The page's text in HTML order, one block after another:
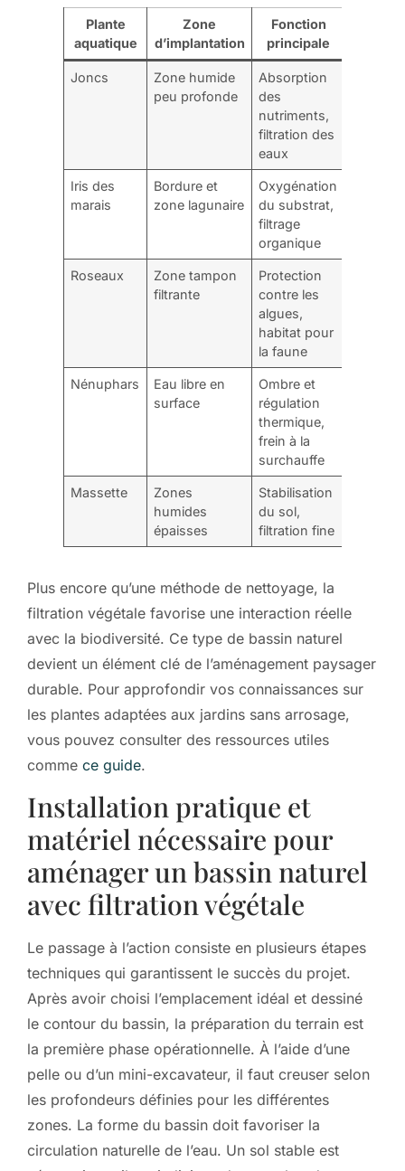
Plante
aquatique
Zone
d’implantation
Fonction
principale
Joncs
Zone humide
peu profonde
Absorption
des
nutriments,
filtration des
eaux
Iris des
marais
Bordure et
zone lagunaire
Oxygénation
du substrat,
filtrage
organique
Roseaux
Zone tampon
filtrante
Protection
contre les
algues,
habitat pour
la faune
Nénuphars
Eau libre en
surface
Ombre et
régulation
thermique,
frein à la
surchauffe
Massette
Zones
humides
épaisses
Stabilisation
du sol,
filtration fine
Plus encore qu’une méthode de nettoyage, la
filtration végétale favorise une interaction réelle
avec la biodiversité. Ce type de bassin naturel
devient un élément clé de l’aménagement paysager
durable. Pour approfondir vos connaissances sur
les plantes adaptées aux jardins sans arrosage,
vous pouvez consulter des ressources utiles
comme ce guide.
Installation pratique et
matériel nécessaire pour
aménager un bassin naturel
avec filtration végétale
Le passage à l’action consiste en plusieurs étapes
techniques qui garantissent le succès du projet.
Après avoir choisi l’emplacement idéal et dessiné
le contour du bassin, la préparation du terrain est
la première phase opérationnelle. À l’aide d’une
pelle ou d’un mini-excavateur, il faut creuser selon
les profondeurs définies pour les différentes
zones. La forme du bassin doit favoriser la
circulation naturelle de l’eau. Un sol stable est